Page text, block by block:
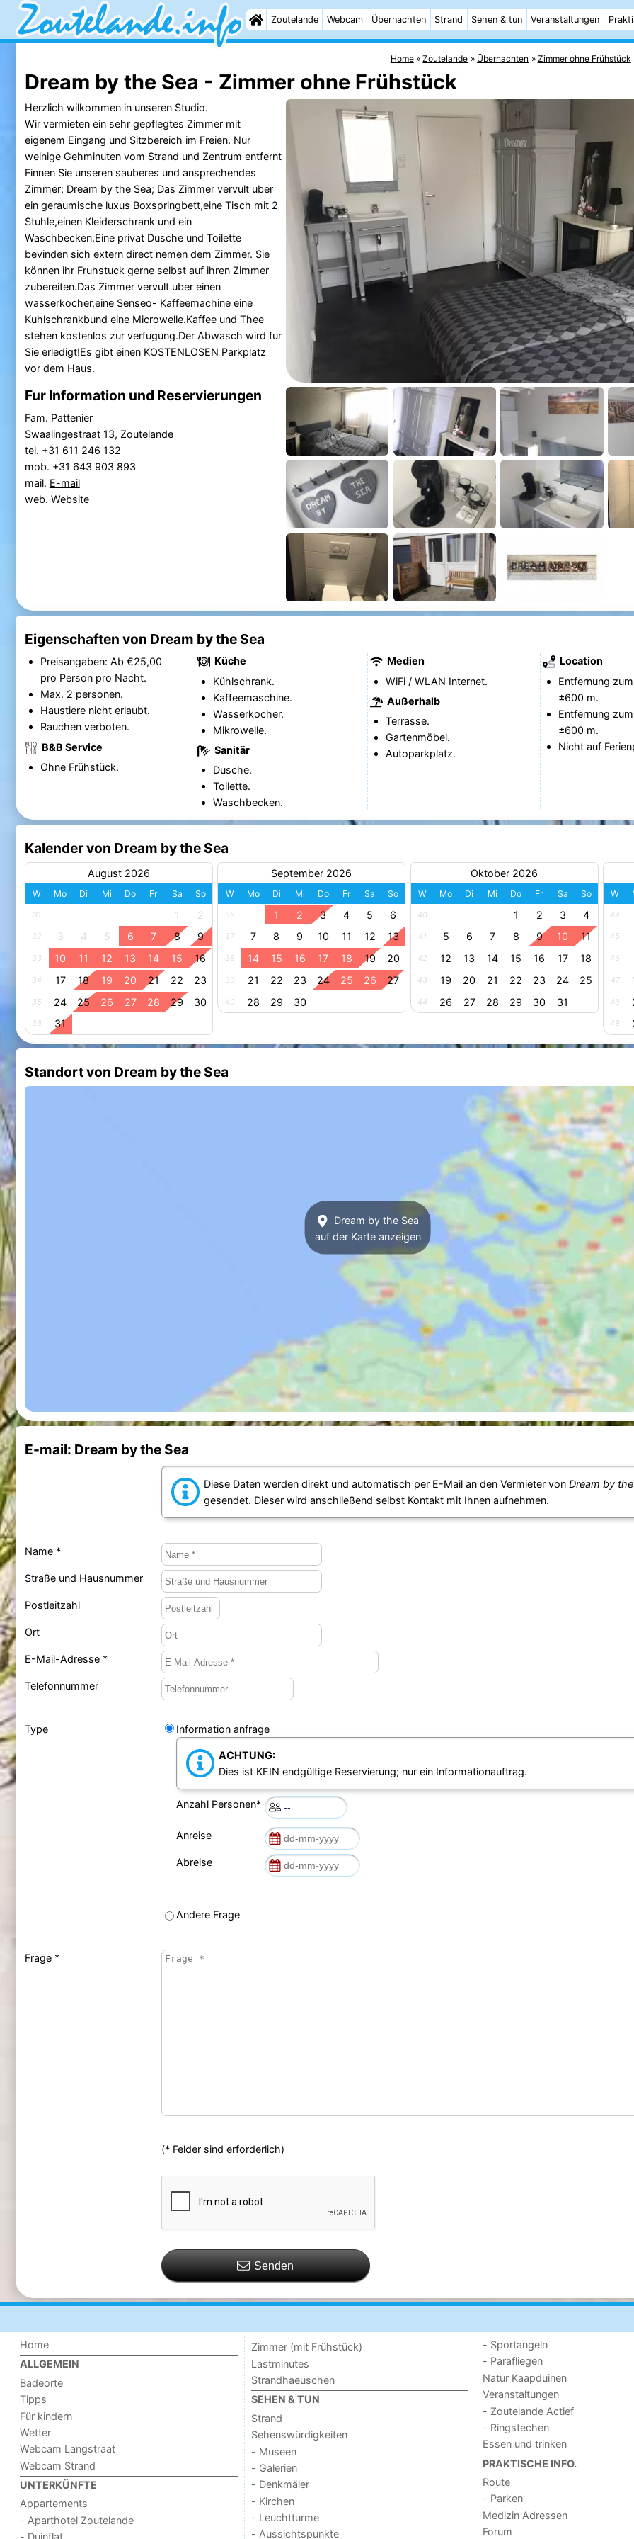
Zoutelande Webcam Übernachten Strand Sehen & tun Veranstaltungen
Home Zoutelande Übernachten Zimmer ohne Frühstück
Dream by the Sea - Zimmer ohne Frühstück
Herzlich wilkommen in unseren Studio.
Wir vermieten ein sehr gepflegtes Zimmer mit
eigenem Eingang und Sitzbereich im Freien. Nur
weinige Gehminuten vom Strand und Zentrum entfernt
Finnen Sie unseren sauberes und ansprechendes
Zimmer; Dream by the Sea; Das Zimmer vervult uber
ein geraumische luxus Boxspringbett,eine Tisch mit 2
Stuhle,einen Kleiderschrank und ein
Waschbecken.Eine privat Dusche und Toilette
bevinden sich extern direct nemen dem Zimmer. Sie
können ihr Fruhstuck gerne selbst auf ihren Zimmer
zubereiten.Das Zimmer vervult uber einen
wasserkocher,eine Senseo- Kaffeemachine eine
Kuhlschrankbund eine Microwelle.Kaffee und Thee
stehen kostenlos zur verfugung.Der Abwasch wird fur
Sie erledigt!Es gibt einen KOSTENLOSEN Parkplatz
vor dem Haus.
Fur Information und Reservierungen
Fam. Pattenier
Swaalingestraat 13, Zoutelande
tel. +31 611 246 132
mob. +31 643 903 893
mail. E-mail
web. Website
Eigenschaften von Dream by the Sea
Preisangaben: Ab €25,00
pro Person pro Nacht.
Max. 2 personen.
Haustiere nicht erlaubt.
Rauchen verboten.
B&B Service
Ohne Frühstück.
Küche
Kühlschrank.
Kaffeemaschine.
Wasserkocher.
Mikrowelle.
Sanitär
Dusche.
Toilette.
Waschbecken.
Medien
WiFi / WLAN Internet.
Außerhalb
Terrasse.
Gartenmöbel.
Autoparkplatz.
Location
Entfernung
±600 m.
Entfernung
±600 m.
Nicht auf
Kalender von Dream by the Sea
August 2026
W Mo Di Mi Do Fr Sa So
31 1 2
32 3 4 5 6 7 8 9
33 10 11 12 13 14 15 16
34 17 18 19 20 21 22 23
35 24 25 26 27 28 29 30
36 31
September 2026
W Mo Di Mi Do Fr Sa So
36 1 2 3 4 5 6
37 7 8 9 10 11 12 13
38 14 15 16 17 18 19 20
39 21 22 23 24 25 26 27
40 28 29 30
Oktober 2026
W Mo Di Mi Do Fr Sa So
40 1 2 3 4
41 5 6 7 8 9 10 11
42 12 13 14 15 16 17 18
43 19 20 21 22 23 24 25
44 26 27 28 29 30 31
W
44
45
46
47
48
49
Standort von Dream by the Sea
Dream by the Sea
auf der Karte anzeigen
E-mail: Dream by the Sea
Diese Daten werden direkt und automatisch per E-Mail an den Vermieter von Dream by
gesendet. Dieser wird anschließend selbst Kontakt mit Ihnen aufnehmen.
Name *
Straße und Hausnummer
Postleitzahl
Ort
E-Mail-Adresse *
Telefonnummer
Type Information anfrage
ACHTUNG:
Dies ist KEIN endgültige Reservierung; nur ein Informationauftrag.
Anzahl Personen*
Anreise
Abreise
Andere Frage
Frage *
(* Felder sind erforderlich)
Senden
Home
ALLGEMEIN
Badeorte
Tipps
Für kindern
Wetter
Webcam Langstraat
Webcam Strand
UNTERKÜNFTE
Appartements
- Aparthotel Zoutelande
Zimmer (mit Frühstück)
Lastminutes
Strandhaeuschen
SEHEN & TUN
Strand
Sehenswürdigkeiten
- Museen
- Galerien
- Denkmäler
- Kirchen
- Leuchtturme
- Aussichtspunkte
- Sportangeln
- Parafliegen
Natur Kaapduinen
Veranstaltungen
- Zoutelande Actief
- Ringstechen
Essen und trinken
PRAKTISCHE INFO.
Route
- Parken
Medizin Adressen
Forum